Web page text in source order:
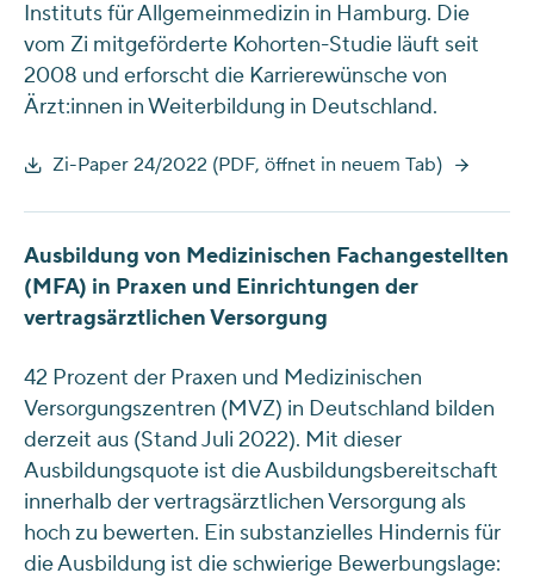
Instituts für Allgemeinmedizin in Hamburg. Die
vom Zi mitgeförderte Kohorten-Studie läuft seit
2008 und erforscht die Karrierewünsche von
Ärzt:innen in Weiterbildung in Deutschland.
Zi-Paper 24/2022 (PDF, öffnet in neuem Tab)
Ausbildung von Medizinischen Fachangestellten
(MFA) in Praxen und Einrichtungen der
vertragsärztlichen Versorgung
42 Prozent der Praxen und Medizinischen
Versorgungszentren (MVZ) in Deutschland bilden
derzeit aus (Stand Juli 2022). Mit dieser
Ausbildungsquote ist die Ausbildungsbereitschaft
innerhalb der vertragsärztlichen Versorgung als
hoch zu bewerten. Ein substanzielles Hindernis für
die Ausbildung ist die schwierige Bewerbungslage: